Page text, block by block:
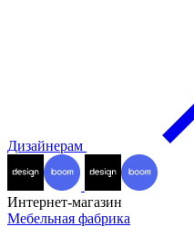
Дизайнерам
Интернет-магазин
Мебельная фабрика